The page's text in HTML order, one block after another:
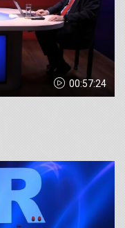
00:57:24